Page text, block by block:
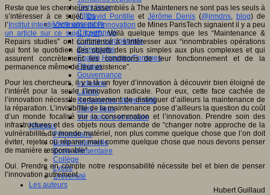
Tiers lieux
Villes
Vivre ensemble
Citoyenneté
Culture européenne
Démocratie
Egalité Hommes/Femmes
Ethique
Gouvernance
Inclusion
Laïcité
Ressources citoyenneté
Tiers - lieux
Vie scolaire et sociale
Niveaux
Périscolaire
Ecole maternelle
Ecole élémentaire
Collège
Lycée
Université
Les auteurs
Reste que les chercheurs rassemblés à The Mainteners ne sont pas les seuls à
s’intéresser à ce sujet.David Pontille et Jérôme Denis (@jrmdns, blog) de
l’ Institut interdisciplinaire de l’innovation de Mines ParisTech signaient il y a peu
un article sur ce sujet (.pdf). Voilà quelque temps que les “Maintenance &
Repairs studies” ont commencé à s’intéresser aux “innombrables opérations
qui font le quotidien des objets des plus simples aux plus complexes et qui
assurent concrètement les conditions de leur fonctionnement et de la
permanence même de leur existence”.
Pour les chercheurs, il y a là un foyer d’innovation à découvrir bien éloigné de
l’intérêt pour la seule l’innovation radicale. Pour eux, cette face cachée de
l’innovation nécessite certainement de distinguer d’ailleurs la maintenance de
la réparation. L’invisibilité de la maintenance pose d’ailleurs la question du coût
d’un monde focalisé sur la consommation et l’innovation. Prendre soin des
infrastructures et des objets nous demande de “changer notre approche de la
vulnérabilité du monde matériel, non plus comme quelque chose que l’on doit
éviter, rejeter ou réparer, mais comme quelque chose que nous devons penser
de manière responsable”.
Oui. Prendre en compte notre responsabilité nécessite bel et bien de penser
l’innovation autrement.
Hubert Guillaud